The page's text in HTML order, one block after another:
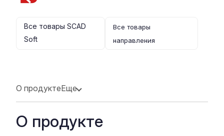
Все товары SCAD
Soft
Все товары
направления
О продуктеЕще
О продукте